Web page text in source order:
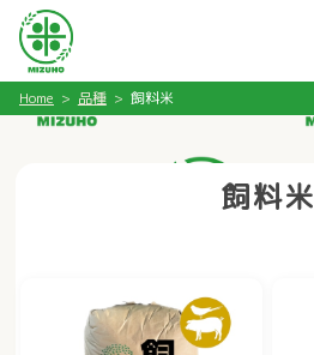
Home 品種 飼料米
飼料米